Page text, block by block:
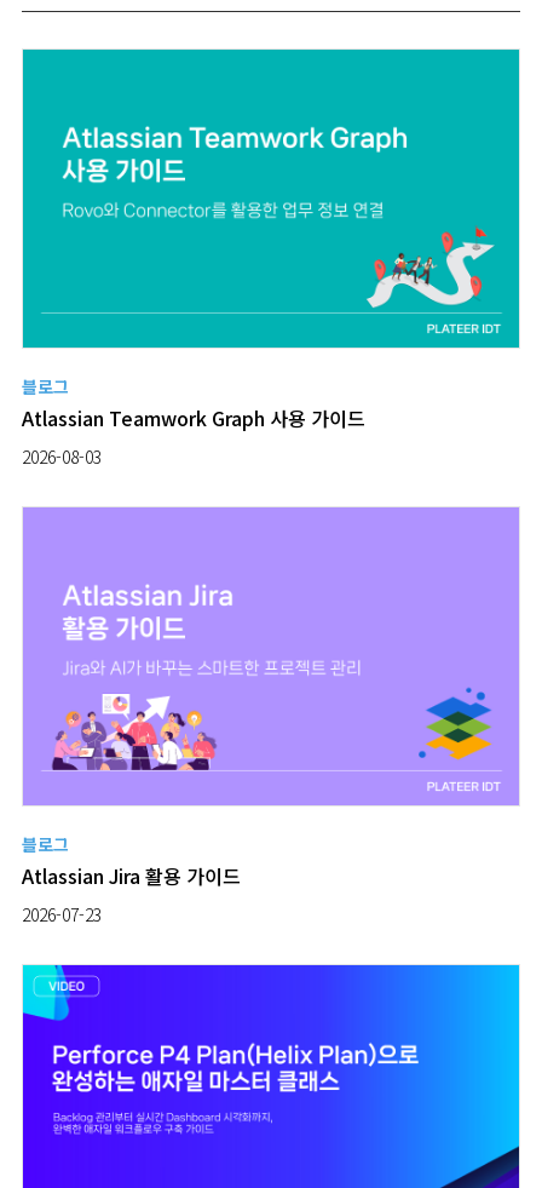
블로그
Atlassian Teamwork Graph 사용 가이드
2026-08-03
블로그
Atlassian Jira 활용 가이드
2026-07-23